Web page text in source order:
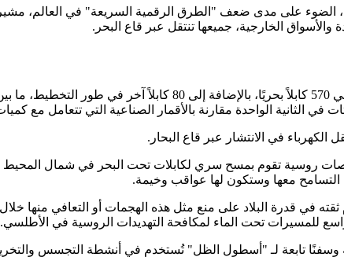
الضوء على مدى ضعف "الطرق الرقمية السريعة" في العالم،
الخارجية، جميعها تنتقل عبر قاع البحر.
في الثانية الواحدة مقارنة بالأقمار الصناعية التي تتعامل مع
في الانتشار عبر قاع البحار.
الأهمية الاستراتيجية، أعلنت المملكة المتحدة مؤخرًا عن تتبع 3 غواصات روسية تقوم بمسح سري
التسامح معها وستكون لها عواقب وخيمة.
في قدرة البلاد على منع مثل هذه الهجمات أو التعافي منها
للمسيرات تحت الماء لمكافحة التهديدات الروسية في الأطلسي.
وسفنًا تابعة لـ "أسطول الظل" تُستخدم في أنشطة التجسس